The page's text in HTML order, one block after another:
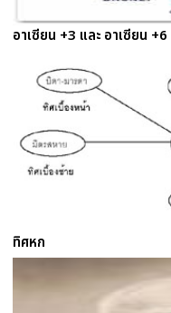
อาเซียน +3 และ อาเซียน +6
ทิศหก